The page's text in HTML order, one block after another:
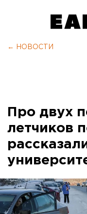
← НОВОСТИ
Про двух
летчиков